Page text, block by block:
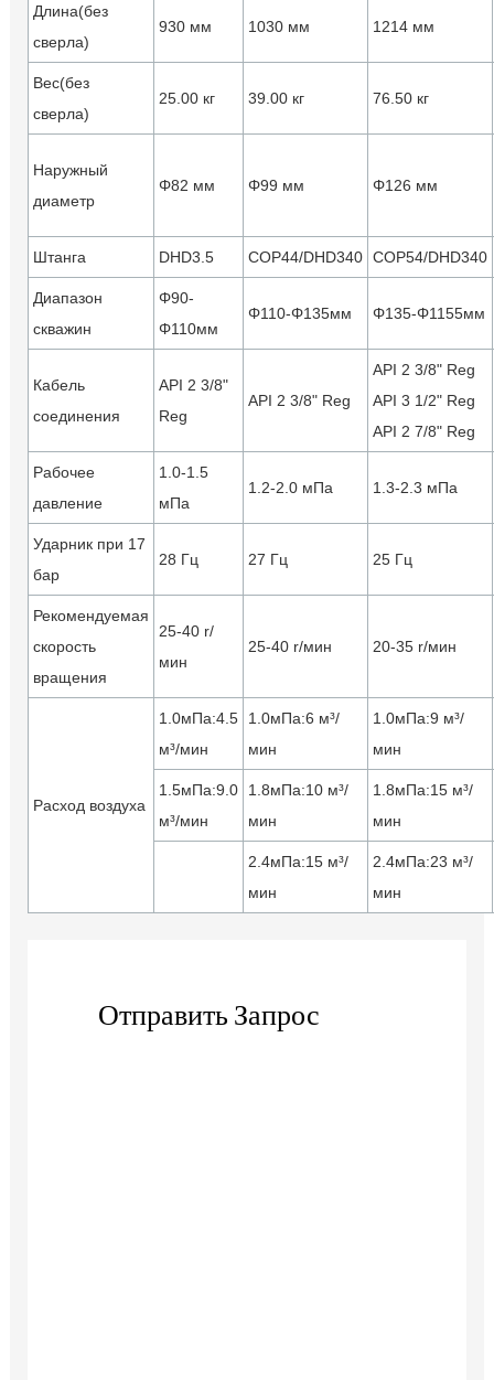
Длина(без
сверла)
930 мм 1030 мм 1214 мм
Вес(без
сверла)
25.00 кг 39.00 кг 76.50 кг
Наружный
диаметр
Φ82 мм Φ99 мм Φ126 мм
Штанга DHD3.5 COP44/DHD340 COP54/DHD340
Диапазон
скважин
Φ90-
Φ110мм
Φ110-Φ135мм Φ135-Φ1155мм
Кабель
соединения
API 2 3/8"
Reg
API 2 3/8" Reg
API 2 3/8" Reg
API 3 1/2" Reg
API 2 7/8" Reg
Рабочее
давление
1.0-1.5
мПа
1.2-2.0 мПа 1.3-2.3 мПа
Ударник при 17
бар
28 Гц 27 Гц 25 Гц
Рекомендуемая
скорость
вращения
25-40 r/
мин
25-40 r/мин 20-35 r/мин
Расход воздуха
1.0мПа:4.5
м³/мин
1.0мПа:6 м³/
мин
1.0мПа:9 м³/
мин
1.5мПа:9.0
м³/мин
1.8мПа:10 м³/
мин
1.8мПа:15 м³/
мин
2.4мПа:15 м³/
мин
2.4мПа:23 м³/
мин
Отправить Запрос